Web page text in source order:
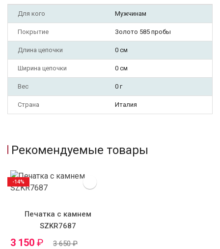
Для кого Мужчинам
Покрытие Золото 585 пробы
Длина цепочки 0 см
Ширина цепочки 0 см
Вес 0 г
Страна Италия
Рекомендуемые товары
Печатка с камнем
SZKR7687
3 150 ₽ 3 650₽
-14%